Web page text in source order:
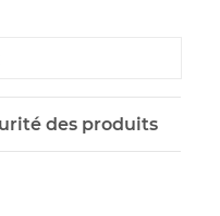
des produits